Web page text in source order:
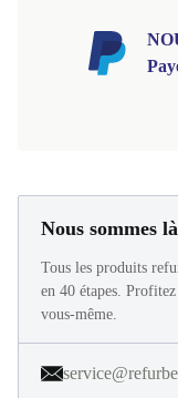
Nous sommes
Tous les produits
en 40 étapes.
vous-même.